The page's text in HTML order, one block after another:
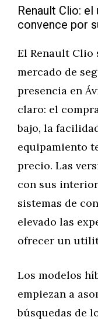
Renault Clio:
convence por
El Renault Clio
mercado de
presencia en
claro: el
bajo, la
equipamiento
precio. Las
con sus
sistemas de
elevado las
ofrecer un
Los modelos
empiezan a
búsquedas de